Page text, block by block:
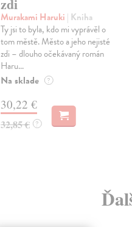
zdi
Murakami Haruki | Kniha
Ty jsi to byla, kdo mi vyprávěl o
tom městě. Město a jeho nejisté
zdi – dlouho očekávaný román
Haru...
Na sklade ?
30,22 €
32,85 € ?